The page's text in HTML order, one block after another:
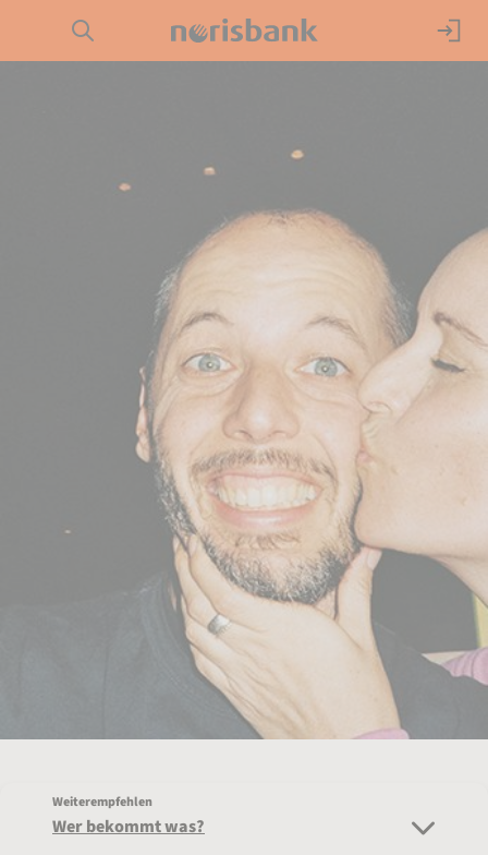
Direkt zum Hauptinhalt (Enter drücken)
Weiterempfehlen
Wer bekommt was?